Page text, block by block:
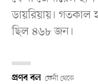
ডায়রিয়ায়। গতকাল
ছিল ৪৬৮ জন।
প্রণব বল ফেনী থেকে